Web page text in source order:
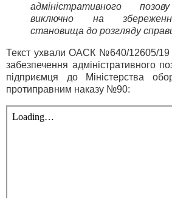
адміністративного
виключно на
становища до розгляду
Текст ухвали ОАСК №640/12605/19
забезпечення адміністративного
підприємця до Міністерства
протиправним наказу №90: